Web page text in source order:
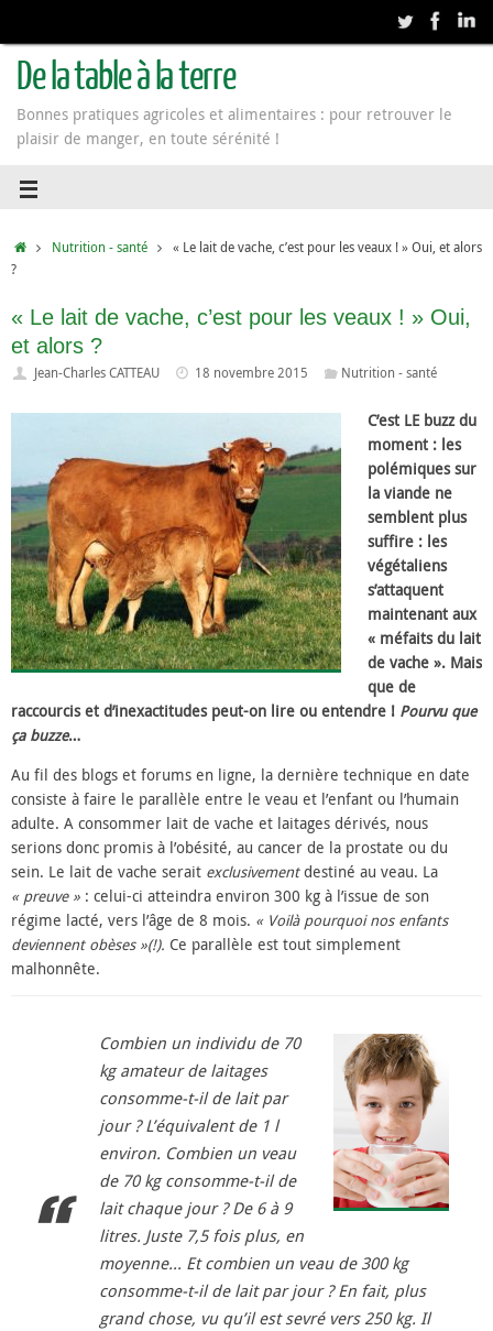
De la table à la terre
Bonnes pratiques agricoles et alimentaires : pour retrouver le
plaisir de manger, en toute sérénité !
Nutrition - santé
« Le lait de vache, c’est pour les veaux ! » Oui, et alors
?
« Le lait de vache, c’est pour les veaux ! » Oui,
et alors ?
Jean-Charles CATTEAU 18 novembre 2015 Nutrition - santé
C’est LE buzz du
moment : les
polémiques sur
la viande ne
semblent plus
suffire : les
végétaliens
s’attaquent
maintenant aux
« méfaits du lait
de vache ». Mais
que de
raccourcis et d’inexactitudes peut-on lire ou entendre ! Pourvu que
ça buzze…
Au fil des blogs et forums en ligne, la dernière technique en date
consiste à faire le parallèle entre le veau et l’enfant ou l’humain
adulte. A consommer lait de vache et laitages dérivés, nous
serions donc promis à l’obésité, au cancer de la prostate ou du
sein. Le lait de vache serait exclusivementdestiné au veau. La
« preuve » : celui-ci atteindra environ 300 kg à l’issue de son
régime lacté, vers l’âge de 8 mois. « Voilà pourquoi nos enfants
deviennent obèses »(!). Ce parallèle est tout simplement
malhonnête.
Combien un individu de 70
kg amateur de laitages
consomme-t-il de lait par
jour ? L’équivalent de 1 l
environ. Combien un veau
de 70 kg consomme-t-il de
lait chaque jour ? De 6 à 9
litres. Juste 7,5 fois plus, en
moyenne… Et combien un veau de 300 kg
consomme-t-il de lait par jour ? En fait, plus
grand chose, vu qu’il est sevré vers 250 kg. Il